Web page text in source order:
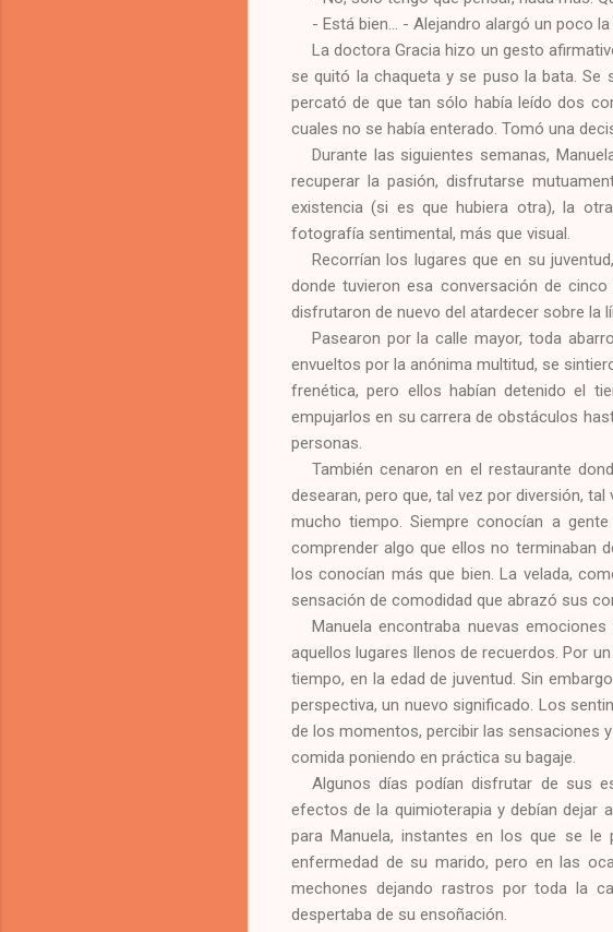
- Está bien… - Alejandro alargó un poco
La doctora Gracia hizo un gesto
se quitó la chaqueta y se puso la bata.
percató de que tan sólo había leído dos
cuales no se había enterado. Tomó una
Durante las siguientes semanas,
recuperar la pasión, disfrutarse
existencia (si es que hubiera otra), la
fotografía sentimental, más que visual.
Recorrían los lugares que en su
donde tuvieron esa conversación de
disfrutaron de nuevo del atardecer sobre la
Pasearon por la calle mayor, toda
envueltos por la anónima multitud, se
frenética, pero ellos habían detenido el
empujarlos en su carrera de obstáculos
personas.
También cenaron en el restaurante
desearan, pero que, tal vez por diversión,
mucho tiempo. Siempre conocían a
comprender algo que ellos no terminaban
los conocían más que bien. La velada,
sensación de comodidad que abrazó sus
Manuela encontraba nuevas
aquellos lugares llenos de recuerdos. Por
tiempo, en la edad de juventud. Sin
perspectiva, un nuevo significado. Los
de los momentos, percibir las sensaciones
comida poniendo en práctica su bagaje.
Algunos días podían disfrutar de sus
efectos de la quimioterapia y debían dejar
para Manuela, instantes en los que se
enfermedad de su marido, pero en las
mechones dejando rastros por toda la
despertaba de su ensoñación.